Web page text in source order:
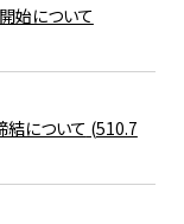
始について
について (510.7